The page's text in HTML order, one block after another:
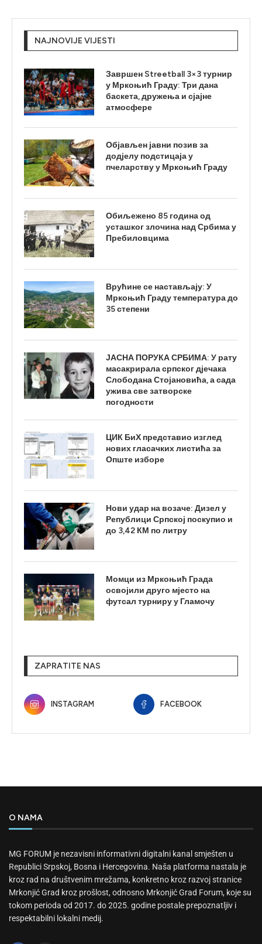
NAJNOVIJE VIJESTI
Завршен Streetball 3×3 турнир
у Мркоњић Граду: Три дана
баскета, дружења и сјајне
атмосфере
Објављен јавни позив за
додјелу подстицаја у
пчеларству у Мркоњић Граду
Обиљежено 85 година од
усташког злочина над Србима у
Пребиловцима
Врућине се настављају: У
Мркоњић Граду температура до
35 степени
ЈАСНА ПОРУКА СРБИМА: У рату
масакрирала српског дјечака
Слободана Стојановића, а сада
ужива све затворске
погодности
ЦИК БиХ представио изглед
нових гласачких листића за
Опште изборе
Нови удар на возаче: Дизел у
Републици Српској поскупио и
до 3,42 КМ по литру
Момци из Мркоњић Града
освојили друго мјесто на
футсал турниру у Гламочу
ZAPRATITE NAS
INSTAGRAM FACEBOOK
O NAMA
MG FORUM je nezavisni informativni digitalni kanal smješten u
Republici Srpskoj, Bosna i Hercegovina. Naša platforma nastala je
kroz rad na društvenim mrežama, konkretno kroz razvoj stranice
Mrkonjić Grad kroz prošlost, odnosno Mrkonjić Grad Forum, koje su
tokom perioda od 2017. do 2025. godine postale prepoznatljiv i
respektabilni lokalni medij.